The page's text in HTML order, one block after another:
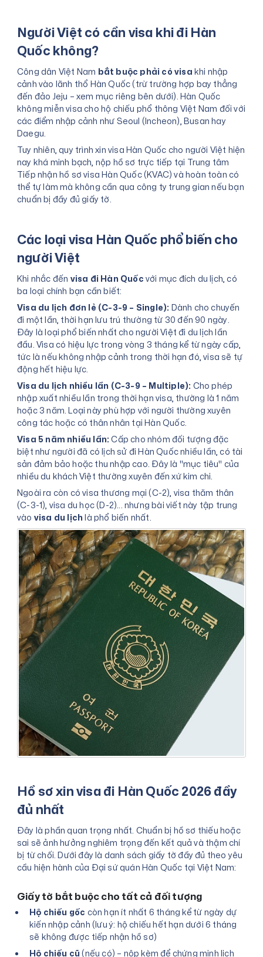
Người Việt có cần visa khi đi Hàn
Quốc không?
Công dân Việt Nam bắt buộc phải có visakhi nhập
cảnh vào lãnh thổ Hàn Quốc (trừ trường hợp bay thẳng
đến đảo Jeju – xem mục riêng bên dưới). Hàn Quốc
không miễn visa cho hộ chiếu phổ thông Việt Nam đối với
các điểm nhập cảnh như Seoul (Incheon), Busan hay
Daegu.
Tuy nhiên, quy trình xin visa Hàn Quốc cho người Việt hiện
nay khá minh bạch, nộp hồ sơ trực tiếp tại Trung tâm
Tiếp nhận hồ sơ visa Hàn Quốc (KVAC) và hoàn toàn có
thể tự làm mà không cần qua công ty trung gian nếu bạn
chuẩn bị đầy đủ giấy tờ.
Các loại visa Hàn Quốc phổ biến cho
người Việt
Khi nhắc đến visa đi Hàn Quốcvới mục đích du lịch, có
ba loại chính bạn cần biết:
Visa du lịch đơn lẻ (C-3-9 – Single): Dành cho chuyến
đi một lần, thời hạn lưu trú thường từ 30 đến 90 ngày.
Đây là loại phổ biến nhất cho người Việt đi du lịch lần
đầu. Visa có hiệu lực trong vòng 3 tháng kể từ ngày cấp,
tức là nếu không nhập cảnh trong thời hạn đó, visa sẽ tự
động hết hiệu lực.
Visa du lịch nhiều lần (C-3-9 – Multiple): Cho phép
nhập xuất nhiều lần trong thời hạn visa, thường là 1 năm
hoặc 3 năm. Loại này phù hợp với người thường xuyên
công tác hoặc có thân nhân tại Hàn Quốc.
Visa 5 năm nhiều lần:Cấp cho nhóm đối tượng đặc
biệt như người đã có lịch sử đi Hàn Quốc nhiều lần, có tài
sản đảm bảo hoặc thu nhập cao. Đây là "mục tiêu" của
nhiều du khách Việt thường xuyên đến xứ kim chi.
Ngoài ra còn có visa thương mại (C-2), visa thăm thân
(C-3-1), visa du học (D-2)... nhưng bài viết này tập trung
vào visa du lịchlà phổ biến nhất.
Hồ sơ xin visa đi Hàn Quốc 2026 đầy
đủ nhất
Đây là phần quan trọng nhất. Chuẩn bị hồ sơ thiếu hoặc
sai sẽ ảnh hưởng nghiêm trọng đến kết quả và thậm chí
bị từ chối. Dưới đây là danh sách giấy tờ đầy đủ theo yêu
cầu hiện hành của Đại sứ quán Hàn Quốc tại Việt Nam:
Giấy tờ bắt buộc cho tất cả đối tượng
Hộ chiếu gốc còn hạn ít nhất 6 tháng kể từ ngày dự
kiến nhập cảnh (lưu ý: hộ chiếu hết hạn dưới 6 tháng
sẽ không được tiếp nhận hồ sơ)
Hộ chiếu cũ(nếu có) – nộp kèm để chứng minh lịch